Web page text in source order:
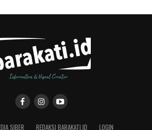
SIBER REDAKSI BARAKATI.ID LOGIN